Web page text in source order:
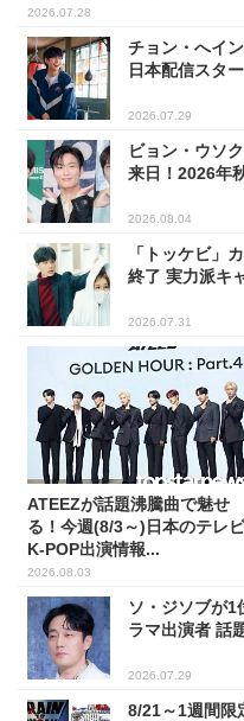
2026.07.28
チョン・へイ
日本配信スタ
2026.07.29
ビョン・ウソ
来日！2026年
2026.08.04
「トッケビ」
終了 実力派キ
2026.07.31
ATEEZが話題沸騰曲で魅せ
る！今週(8/3～)日本のテレビ
K-POP出演情報...
2026.08.03
ソ・ジソブが1
ラマ出演者 話
2026.07.29
8/21～1週間限